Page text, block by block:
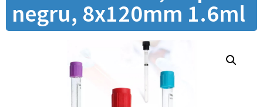
negru, 8x120mm 1.6ml